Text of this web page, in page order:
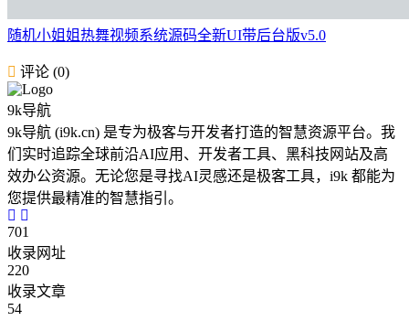
随机小姐姐热舞视频系统源码全新UI带后台版v5.0
评论 (0)
9k导航
9k导航 (i9k.cn) 是专为极客与开发者打造的智慧资源平台。我
们实时追踪全球前沿AI应用、开发者工具、黑科技网站及高
效办公资源。无论您是寻找AI灵感还是极客工具，i9k 都能为
您提供最精准的智慧指引。
701
收录网址
220
收录文章
54